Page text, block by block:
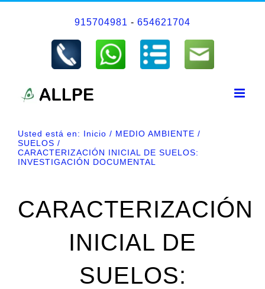
915704981 - 654621704
Usted está en: Inicio
MEDIO AMBIENTE
SUELOS
CARACTERIZACIÓN INICIAL DE SUELOS:
INVESTIGACIÓN DOCUMENTAL
CARACTERIZACIÓN
INICIAL DE
SUELOS: